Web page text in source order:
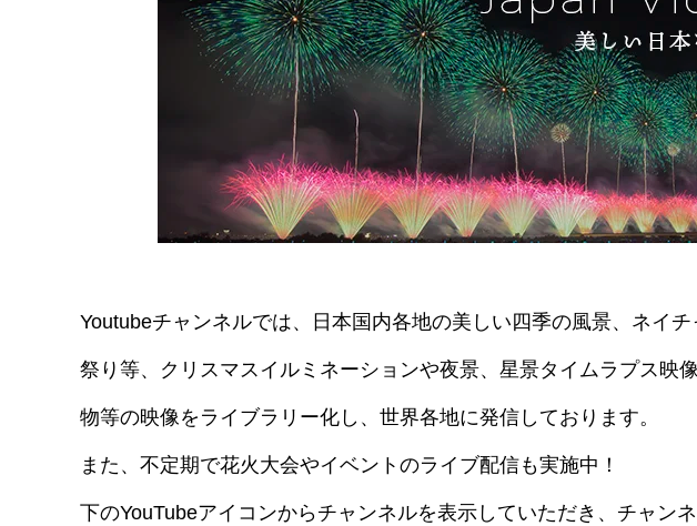
Youtubeチャンネルでは、日本国内各地の美しい四季の風景、ネイ
祭り等、クリスマスイルミネーションや夜景、星景タイムラプス映
物等の映像をライブラリー化し、世界各地に発信しております。
また、不定期で花火大会やイベントのライブ配信も実施中！
下のYouTubeアイコンからチャンネルを表示していただき、チャン